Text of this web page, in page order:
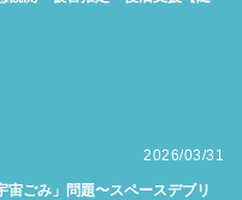
2026/03/31
宙ごみ」問題〜スペースデブリ